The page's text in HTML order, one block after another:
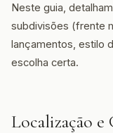
Neste guia,
subdivisões (frente
lançamentos, estilo
escolha certa.
Localização e